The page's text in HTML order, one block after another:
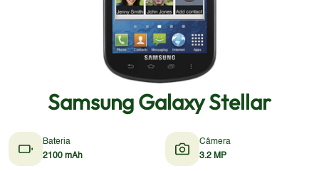
Samsung Galaxy Stellar
Bateria
2100 mAh
Câmera
3.2 MP